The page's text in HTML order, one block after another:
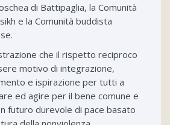
di Battipaglia, la Comunità
e la Comunità buddista
che il rispetto reciproco
motivo di integrazione,
e ispirazione per tutti a
ed agire per il bene comune e
futuro durevole di pace basato